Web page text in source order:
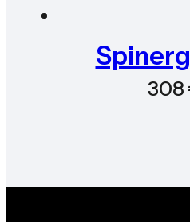
308